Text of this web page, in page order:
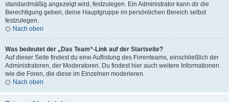
standardmäßig angezeigt wird, festzulegen. Ein Administrator kann dir die
Berechtigung geben, deine Hauptgruppe im persönlichen Bereich selbst
festzulegen.
Nach oben
Was bedeutet der „Das Team“-Link auf der Startseite?
Auf dieser Seite findest du eine Auflistung des Forenteams, einschließlich der
Administratoren, der Moderatoren. Du findest hier auch weitere Informationen
wie die Foren, die diese im Einzelnen moderieren.
Nach oben